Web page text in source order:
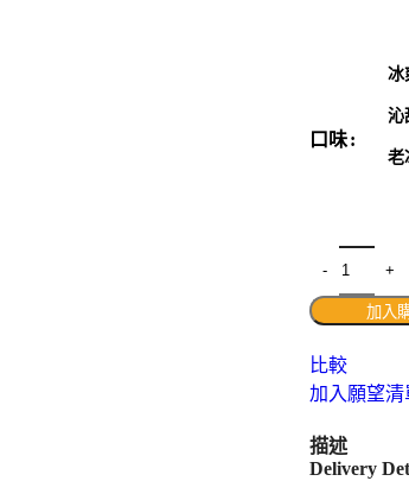
口味
冰
沁
老
加入
比較
加入願望清
描述
Delivery